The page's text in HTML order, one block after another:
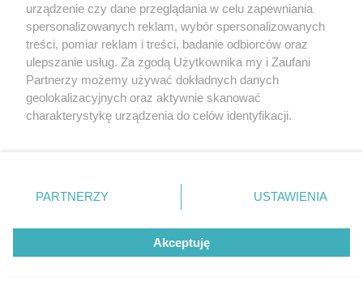
wykorzystanie utworów w całości lub w części z naruszeniem prawa,
ścigane prawnie.
urządzenie czy dane przeglądania w celu zapewniania
spersonalizowanych reklam, wybór spersonalizowanych
treści, pomiar reklam i treści, badanie odbiorców oraz
ulepszanie usług. Za zgodą Użytkownika my i Zaufani
Partnerzy możemy używać dokładnych danych
geolokalizacyjnych oraz aktywnie skanować
charakterystykę urządzenia do celów identyfikacji.
zmienić/wycofać klikając przycisk ustawień prywatności
znajdujący się w lewym dolnym rogu strony
rodzaje przetwarzania danych nie wymagają zgody
użytkownika, ale masz prawo sprzeciwić się takiemu
przetwarzaniu. Preferencje będą miały zastosowanie tylko
PARTNERZY USTAWIENIA
Akceptuję